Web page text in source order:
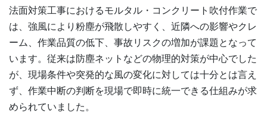
法面対策工事におけるモルタル・コンクリート吹付作業で
は、強風により粉塵が飛散しやすく、近隣への影響やクレ
ーム、作業品質の低下、事故リスクの増加が課題となって
います。従来は防塵ネットなどの物理的対策が中心でした
が、現場条件や突発的な風の変化に対しては十分とは言え
ず、作業中断の判断を現場で即時に統一できる仕組みが求
められていました。